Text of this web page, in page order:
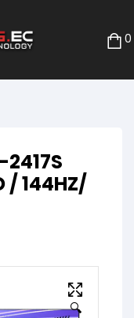
0
2417S
/ 144HZ/
🔍